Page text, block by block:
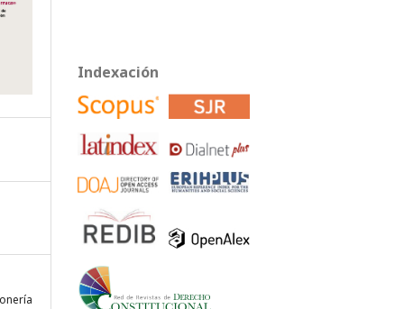
Indexación